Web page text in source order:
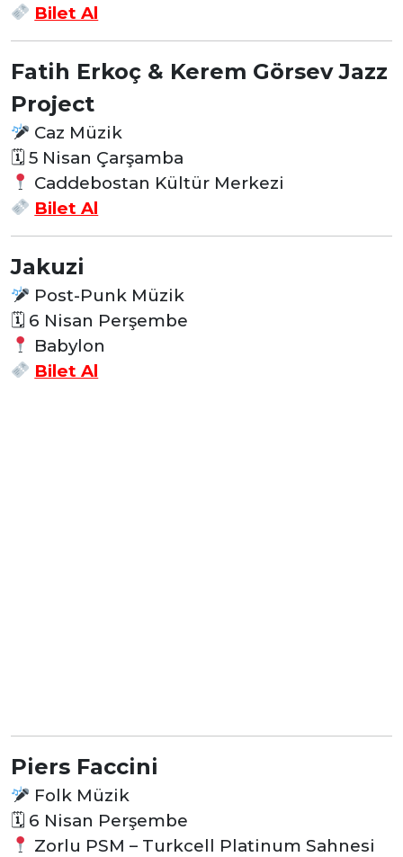
Bilet Al
Fatih Erkoç & Kerem Görsev Jazz
Project
Caz Müzik
🗓 5 Nisan Çarşamba
Caddebostan Kültür Merkezi
Bilet Al
Jakuzi
Post-Punk Müzik
🗓 6 Nisan Perşembe
Babylon
Bilet Al
Piers Faccini
Folk Müzik
🗓 6 Nisan Perşembe
Zorlu PSM – Turkcell Platinum Sahnesi